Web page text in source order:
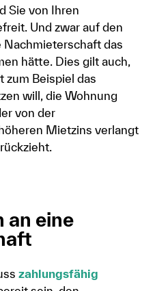
Sie von Ihren
Und zwar auf den
Nachmieterschaft das
hätte. Dies gilt auch,
zum Beispiel das
will, die Wohnung
von der
Mietzins verlangt
an eine
zahlungsfähig